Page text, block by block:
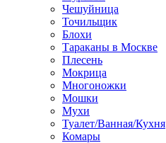
Чешуйница
Точильщик
Блохи
Тараканы в Москве
Плесень
Мокрица
Многоножки
Мошки
Мухи
Туалет/Ванная/Кухня
Комары